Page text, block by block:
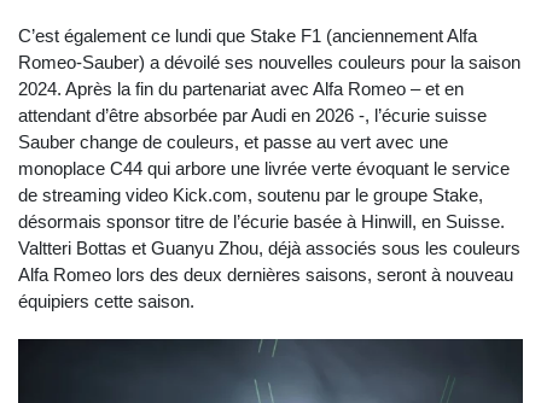
C’est également ce lundi que Stake F1 (anciennement Alfa
Romeo-Sauber) a dévoilé ses nouvelles couleurs pour la saison
2024. Après la fin du partenariat avec Alfa Romeo – et en
attendant d’être absorbée par Audi en 2026 -, l’écurie suisse
Sauber change de couleurs, et passe au vert avec une
monoplace C44 qui arbore une livrée verte évoquant le service
de streaming video Kick.com, soutenu par le groupe Stake,
désormais sponsor titre de l’écurie basée à Hinwill, en Suisse.
Valtteri Bottas et Guanyu Zhou, déjà associés sous les couleurs
Alfa Romeo lors des deux dernières saisons, seront à nouveau
équipiers cette saison.